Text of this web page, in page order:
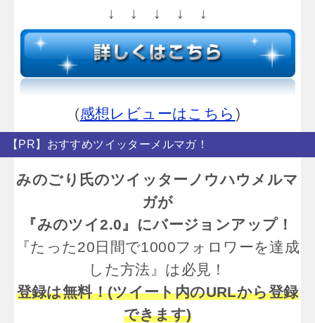
↓ ↓ ↓ ↓ ↓
(感想レビューはこちら )
【PR】おすすめツイッターメルマガ！
みのごり氏のツイッターノウハウメルマ
ガが
『みのツイ2.0』にバージョンアップ！
『たった20日間で1000フォロワーを達成
した方法』は必見！
登録は無料！(ツイート内のURLから登録
できます)